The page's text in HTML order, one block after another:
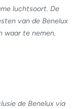
luchtsoort. De
van de Benelux
waar te nemen.
de Benelux via